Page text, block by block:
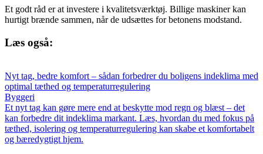
Et godt råd er at investere i kvalitetsværktøj. Billige maskiner kan
hurtigt brænde sammen, når de udsættes for betonens modstand.
Læs også:
Nyt tag, bedre komfort – sådan forbedrer du boligens indeklima med
optimal tæthed og temperaturregulering
Byggeri
Et nyt tag kan gøre mere end at beskytte mod regn og blæst – det
kan forbedre dit indeklima markant. Læs, hvordan du med fokus på
tæthed, isolering og temperaturregulering kan skabe et komfortabelt
og bæredygtigt hjem.